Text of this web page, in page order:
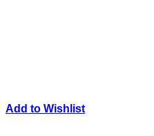
Add to Wishlist